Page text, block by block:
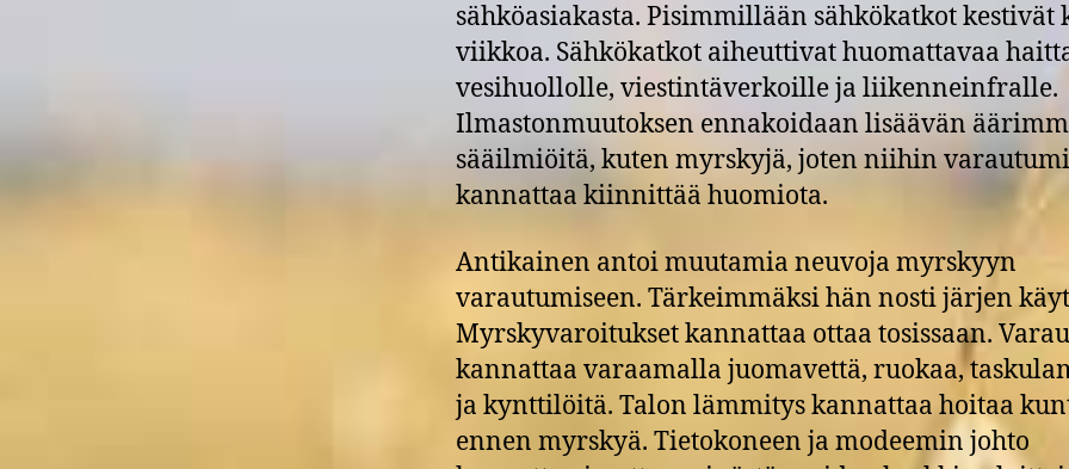
sähköasiakasta. Pisimmillään sähkökatkot kestivät
viikkoa. Sähkökatkot aiheuttivat huomattavaa
vesihuollolle, viestintäverkoille ja liikenneinfralle.
Ilmastonmuutoksen ennakoidaan lisäävän
sääilmiöitä, kuten myrskyjä, joten niihin
kannattaa kiinnittää huomiota.
Antikainen antoi muutamia neuvoja myrskyyn
varautumiseen. Tärkeimmäksi hän nosti järjen
Myrskyvaroitukset kannattaa ottaa tosissaan.
kannattaa varaamalla juomavettä, ruokaa,
ja kynttilöitä. Talon lämmitys kannattaa hoitaa
ennen myrskyä. Tietokoneen ja modeemin johto